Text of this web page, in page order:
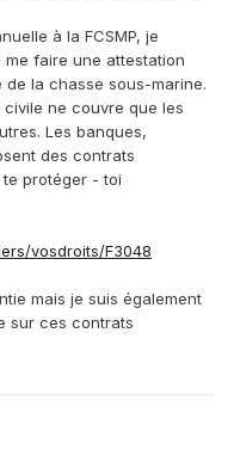
à la FCSMP, je
me faire une attestation
la chasse sous-marine.
ne couvre que les
Les banques,
des contrats
protéger - toi
vosdroits/F3048
mais je suis également
sur ces contrats